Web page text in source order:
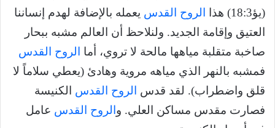
(يؤ18:3) هذا
الروح القدس يعمله بالإضافة لهدم إنساننا
العتيق وإقامة الجديد. ولنلاحظ أن العالم مشبه ببحار
صاخبة متقلبة مياهها مالحة لا تروي، أما
الروح القدس
فمشبه بالنهر الذي مياهه مروية وهادئ (يعطي سلاماً لا
قلق واضطراب). لقد قدس
الروح القدس الكنيسة
فصارت مقدس مساكن العلي. و الروح القدس عامل